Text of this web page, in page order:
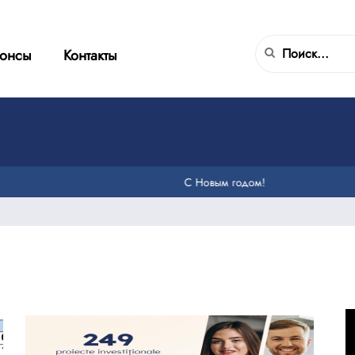
Контакты
С Новым годом!